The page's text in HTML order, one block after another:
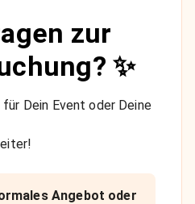
zur
✨
Dein Event oder Deine
Angebot oder